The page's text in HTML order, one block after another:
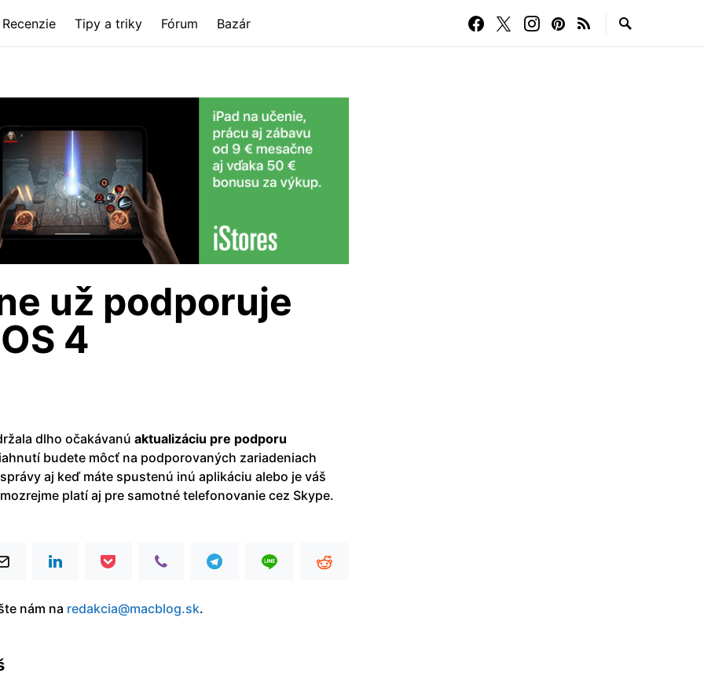
Recenzie Tipy a triky Fórum Bazár
už podporuje
4
dlho očakávanú aktualizáciu pre podporu
budete môcť na podporovaných zariadeniach
aj keď máte spustenú inú aplikáciu alebo je váš
platí aj pre samotné telefonovanie cez Skype.
nám na redakcia@macblog.sk.